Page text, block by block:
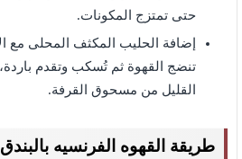
حتى تمتزج المكونات.
إضافة الحليب المكثف المحلى مع
تنضج القهوة ثم تُسكب وتقدم
القليل من مسحوق القرفة.
طريقة القهوه الفرنسيه